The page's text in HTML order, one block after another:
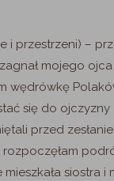
i przestrzeni) –
mojego
wędrówkę
się do ojczyzny
przed
siostra i